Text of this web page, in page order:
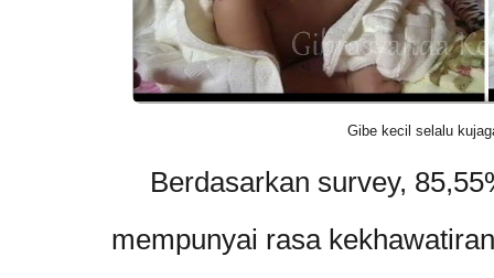
Gibe kecil selalu
Berdasarkan survey,
mempunyai rasa